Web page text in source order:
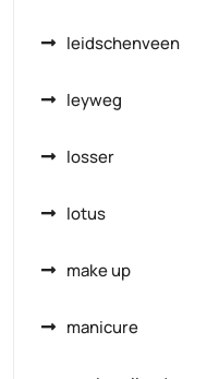
leidschenveen
leyweg
losser
lotus
make up
manicure